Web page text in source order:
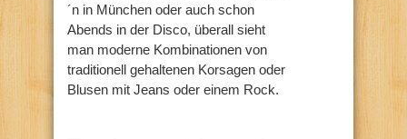
´n in München oder auch schon
Abends in der Disco, überall sieht
man moderne Kombinationen von
traditionell gehaltenen Korsagen oder
Blusen mit Jeans oder einem Rock.